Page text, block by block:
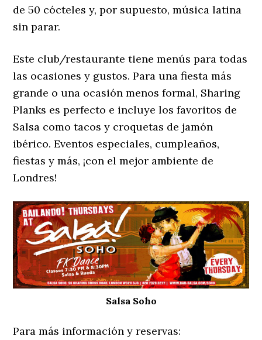
de 50 cócteles y, por supuesto, música latina
sin parar.
Este club/restaurante tiene menús para todas
las ocasiones y gustos. Para una fiesta más
grande o una ocasión menos formal, Sharing
Planks es perfecto e incluye los favoritos de
Salsa como tacos y croquetas de jamón
ibérico. Eventos especiales, cumpleaños,
fiestas y más, ¡con el mejor ambiente de
Londres!
Salsa Soho
Para más información y reservas: